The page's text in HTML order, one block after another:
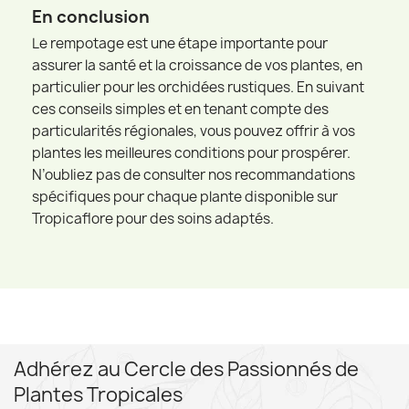
En conclusion
Le rempotage est une étape importante pour
assurer la santé et la croissance de vos plantes, en
particulier pour les orchidées rustiques. En suivant
ces conseils simples et en tenant compte des
particularités régionales, vous pouvez offrir à vos
plantes les meilleures conditions pour prospérer.
N’oubliez pas de consulter nos recommandations
spécifiques pour chaque plante disponible sur
Tropicaflore pour des soins adaptés.
Adhérez au Cercle des Passionnés de
Plantes Tropicales